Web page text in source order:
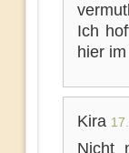
Ich
hier
Kira
Nicht